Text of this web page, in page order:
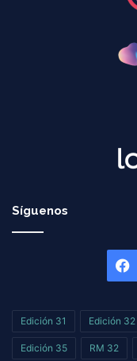
Síguenos
Edición 31 Edición 32
Edición 35 RM 32